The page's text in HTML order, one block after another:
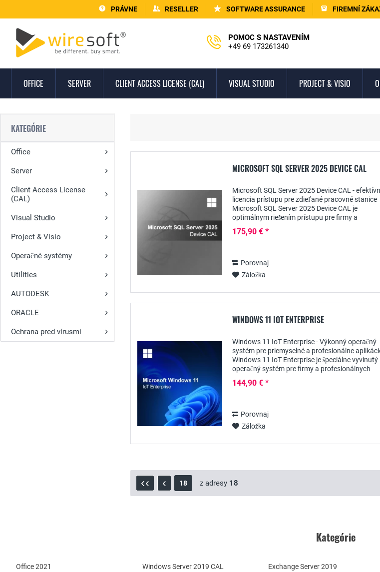
PRÁVNE RESELLER SOFTWARE ASSURANCE FIREMNÍ
POMOC S NASTAVENÍM
+49 69 173261340
OFFICE SERVER CLIENT ACCESS LICENSE (CAL) VISUAL STUDIO PROJECT & VISIO
KATEGÓRIE
Office
Server
Client Access License
(CAL)
Visual Studio
Project & Visio
Operačné systémy
Utilities
AUTODESK
ORACLE
Ochrana pred vírusmi
MICROSOFT SQL SERVER 2025 DEVICE CAL
Microsoft SQL Server 2025 Device CAL -
licencia prístupu pre zdieľané pracovné stanice
Microsoft SQL Server 2025 Device CAL je
optimálnym riešením prístupu pre firmy a
pristupujú k SQL...
175,90 € *
Porovnaj
Záložka
WINDOWS 11 IOT ENTERPRISE
Windows 11 IoT Enterprise - Výkonný operačný
systém pre priemyselné a profesionálne
Windows 11 IoT Enterprise je špeciálne vyvinutý
operačný systém pre firmy a profesionálnych
144,90 € *
Porovnaj
Záložka
18 z adresy 18
Kategórie
Office 2021
Exchange Server 2019
Windows Server 2019 CAL